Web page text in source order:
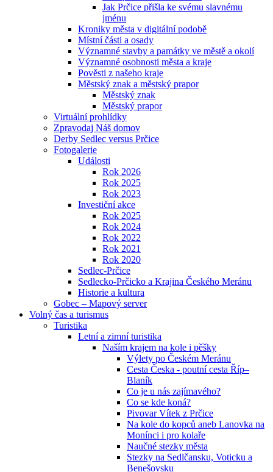
Jak Prčice přišla ke svému slavnému
jménu
Kroniky města v digitální podobě
Místní části a osady
Významné stavby a památky ve městě a okolí
Významné osobnosti města a kraje
Pověsti z našeho kraje
Městský znak a městský prapor
Městský znak
Městský prapor
Virtuální prohlídky
Zpravodaj Náš domov
Derby Sedlec versus Prčice
Fotogalerie
Události
Rok 2026
Rok 2025
Rok 2023
Investiční akce
Rok 2025
Rok 2024
Rok 2022
Rok 2021
Rok 2020
Sedlec-Prčice
Sedlecko-Prčicko a Krajina Českého Meránu
Historie a kultura
Gobec – Mapový server
Volný čas a turismus
Turistika
Letní a zimní turistika
Naším krajem na kole i pěšky
Výlety po Českém Meránu
Cesta Česka - poutní cesta Říp–
Blaník
Co je u nás zajímavého?
Co se kde koná?
Pivovar Vítek z Prčice
Na kole do kopců aneb Lanovka na
Monínci i pro kolaře
Naučné stezky města
Stezky na Sedlčansku, Voticku a
Benešovsku